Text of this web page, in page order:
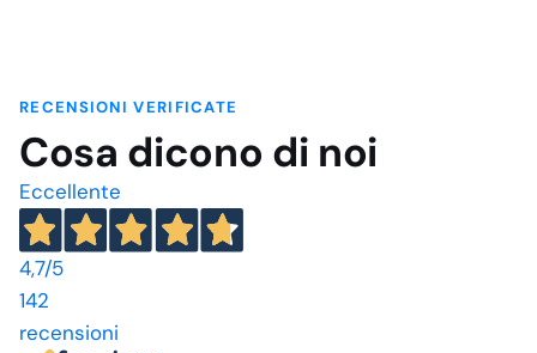
RECENSIONI VERIFICATE
Cosa dicono di noi
Eccellente
4,7/5
142
recensioni